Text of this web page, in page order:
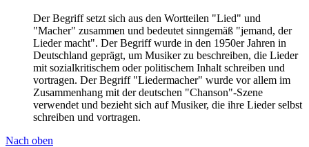
Der Begriff setzt sich aus den Wortteilen "Lied" und
"Macher" zusammen und bedeutet sinngemäß "jemand, der
Lieder macht". Der Begriff wurde in den 1950er Jahren in
Deutschland geprägt, um Musiker zu beschreiben, die Lieder
mit sozialkritischem oder politischem Inhalt schreiben und
vortragen. Der Begriff "Liedermacher" wurde vor allem im
Zusammenhang mit der deutschen "Chanson"-Szene
verwendet und bezieht sich auf Musiker, die ihre Lieder selbst
schreiben und vortragen.
Nach oben